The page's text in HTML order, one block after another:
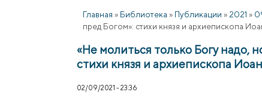
Главная » Библиотека » Публикации » 2021 »
пред Богом»: стихи князя и архиепископа
«Не молиться только Богу надо,
стихи князя и архиепископа
02/09/2021 - 23:36